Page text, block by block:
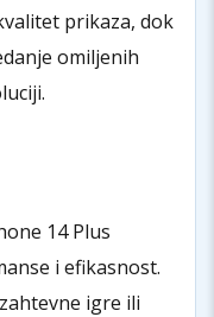
prikaza, dok
omiljenih
14 Plus
i efikasnost.
igre ili